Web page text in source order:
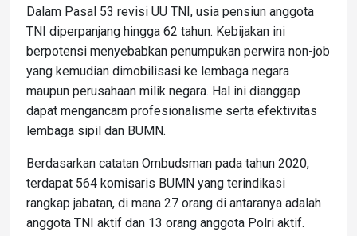
Dalam Pasal 53 revisi UU TNI, usia pensiun anggota
TNI diperpanjang hingga 62 tahun. Kebijakan ini
berpotensi menyebabkan penumpukan perwira non-job
yang kemudian dimobilisasi ke lembaga negara
maupun perusahaan milik negara. Hal ini dianggap
dapat mengancam profesionalisme serta efektivitas
lembaga sipil dan BUMN.
Berdasarkan catatan Ombudsman pada tahun 2020,
terdapat 564 komisaris BUMN yang terindikasi
rangkap jabatan, di mana 27 orang di antaranya adalah
anggota TNI aktif dan 13 orang anggota Polri aktif.